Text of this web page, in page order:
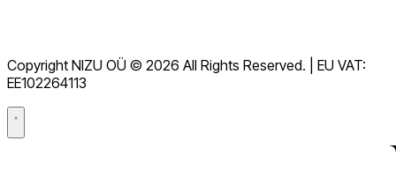
GDPR
數據處理協議（DPA）
Copyright NIZU OÜ © 2026 All Rights Reserved. | EU VAT:
EE102264113